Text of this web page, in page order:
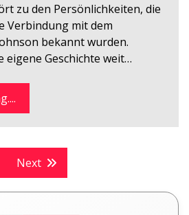
zu den Persönlichkeiten, die
Verbindung mit dem
bekannt wurden.
eigene Geschichte weit…
Next